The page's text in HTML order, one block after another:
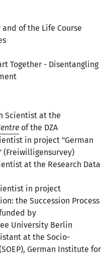
of the Life Course
Together - Disentangling
Scientist at the
of the DZA
in project "German
(Freiwilligensurvey)
at the Research Data
in project
the Succession Process
by
University Berlin
at the Socio-
German Institute for